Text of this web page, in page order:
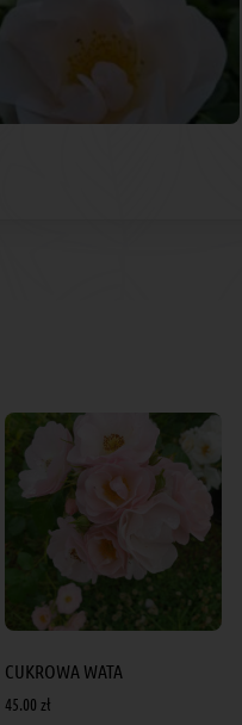
CUKROWA WATA
45.00 zł